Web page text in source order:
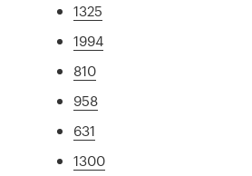
1325
1994
810
958
631
1300